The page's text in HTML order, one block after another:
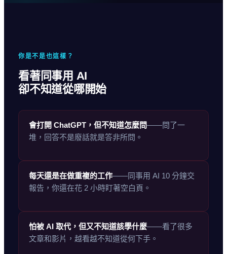
你是不是也這樣？
看著同事用 AI
卻不知道從哪開始
會打開 ChatGPT，但不知道怎麼問——問了一
堆，回答不是廢話就是答非所問。
每天還是在做重複的工作——同事用 AI 10 分鐘交
報告，你還在花 2 小時盯著空白頁。
怕被 AI 取代，但又不知道該學什麼——看了很多
文章和影片，越看越不知道從何下手。